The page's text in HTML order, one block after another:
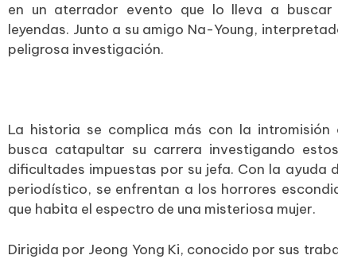
en un aterrador evento que lo lleva a
leyendas. Junto a su amigo Na-Young,
peligrosa investigación.
La historia se complica más con la intromisión
busca catapultar su carrera investigando
dificultades impuestas por su jefa. Con la ayuda
periodístico, se enfrentan a los horrores
que habita el espectro de una misteriosa mujer.
Dirigida por Jeong Yong Ki, conocido por sus